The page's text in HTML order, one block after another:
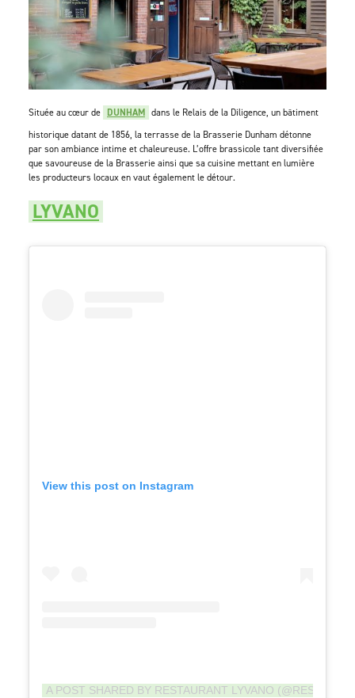
Située au cœur de DUNHAM dans le Relais de la Diligence, un bâtiment
historique datant de 1856, la terrasse de la Brasserie Dunham détonne
par son ambiance intime et chaleureuse. L’offre brassicole tant diversifiée
que savoureuse de la Brasserie ainsi que sa cuisine mettant en lumière
les producteurs locaux en vaut également le détour.
LYVANO
View this post on Instagram
A POST SHARED BY RESTAURANT LYVANO